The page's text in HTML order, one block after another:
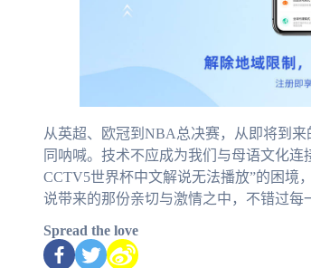
从英超、欧冠到NBA总决赛，从即将到
同呐喊。技术不应成为我们与母语文化
CCTV5世界杯中文解说无法播放”的困境
说带来的那份亲切与激情之中，不错过每
Spread the love